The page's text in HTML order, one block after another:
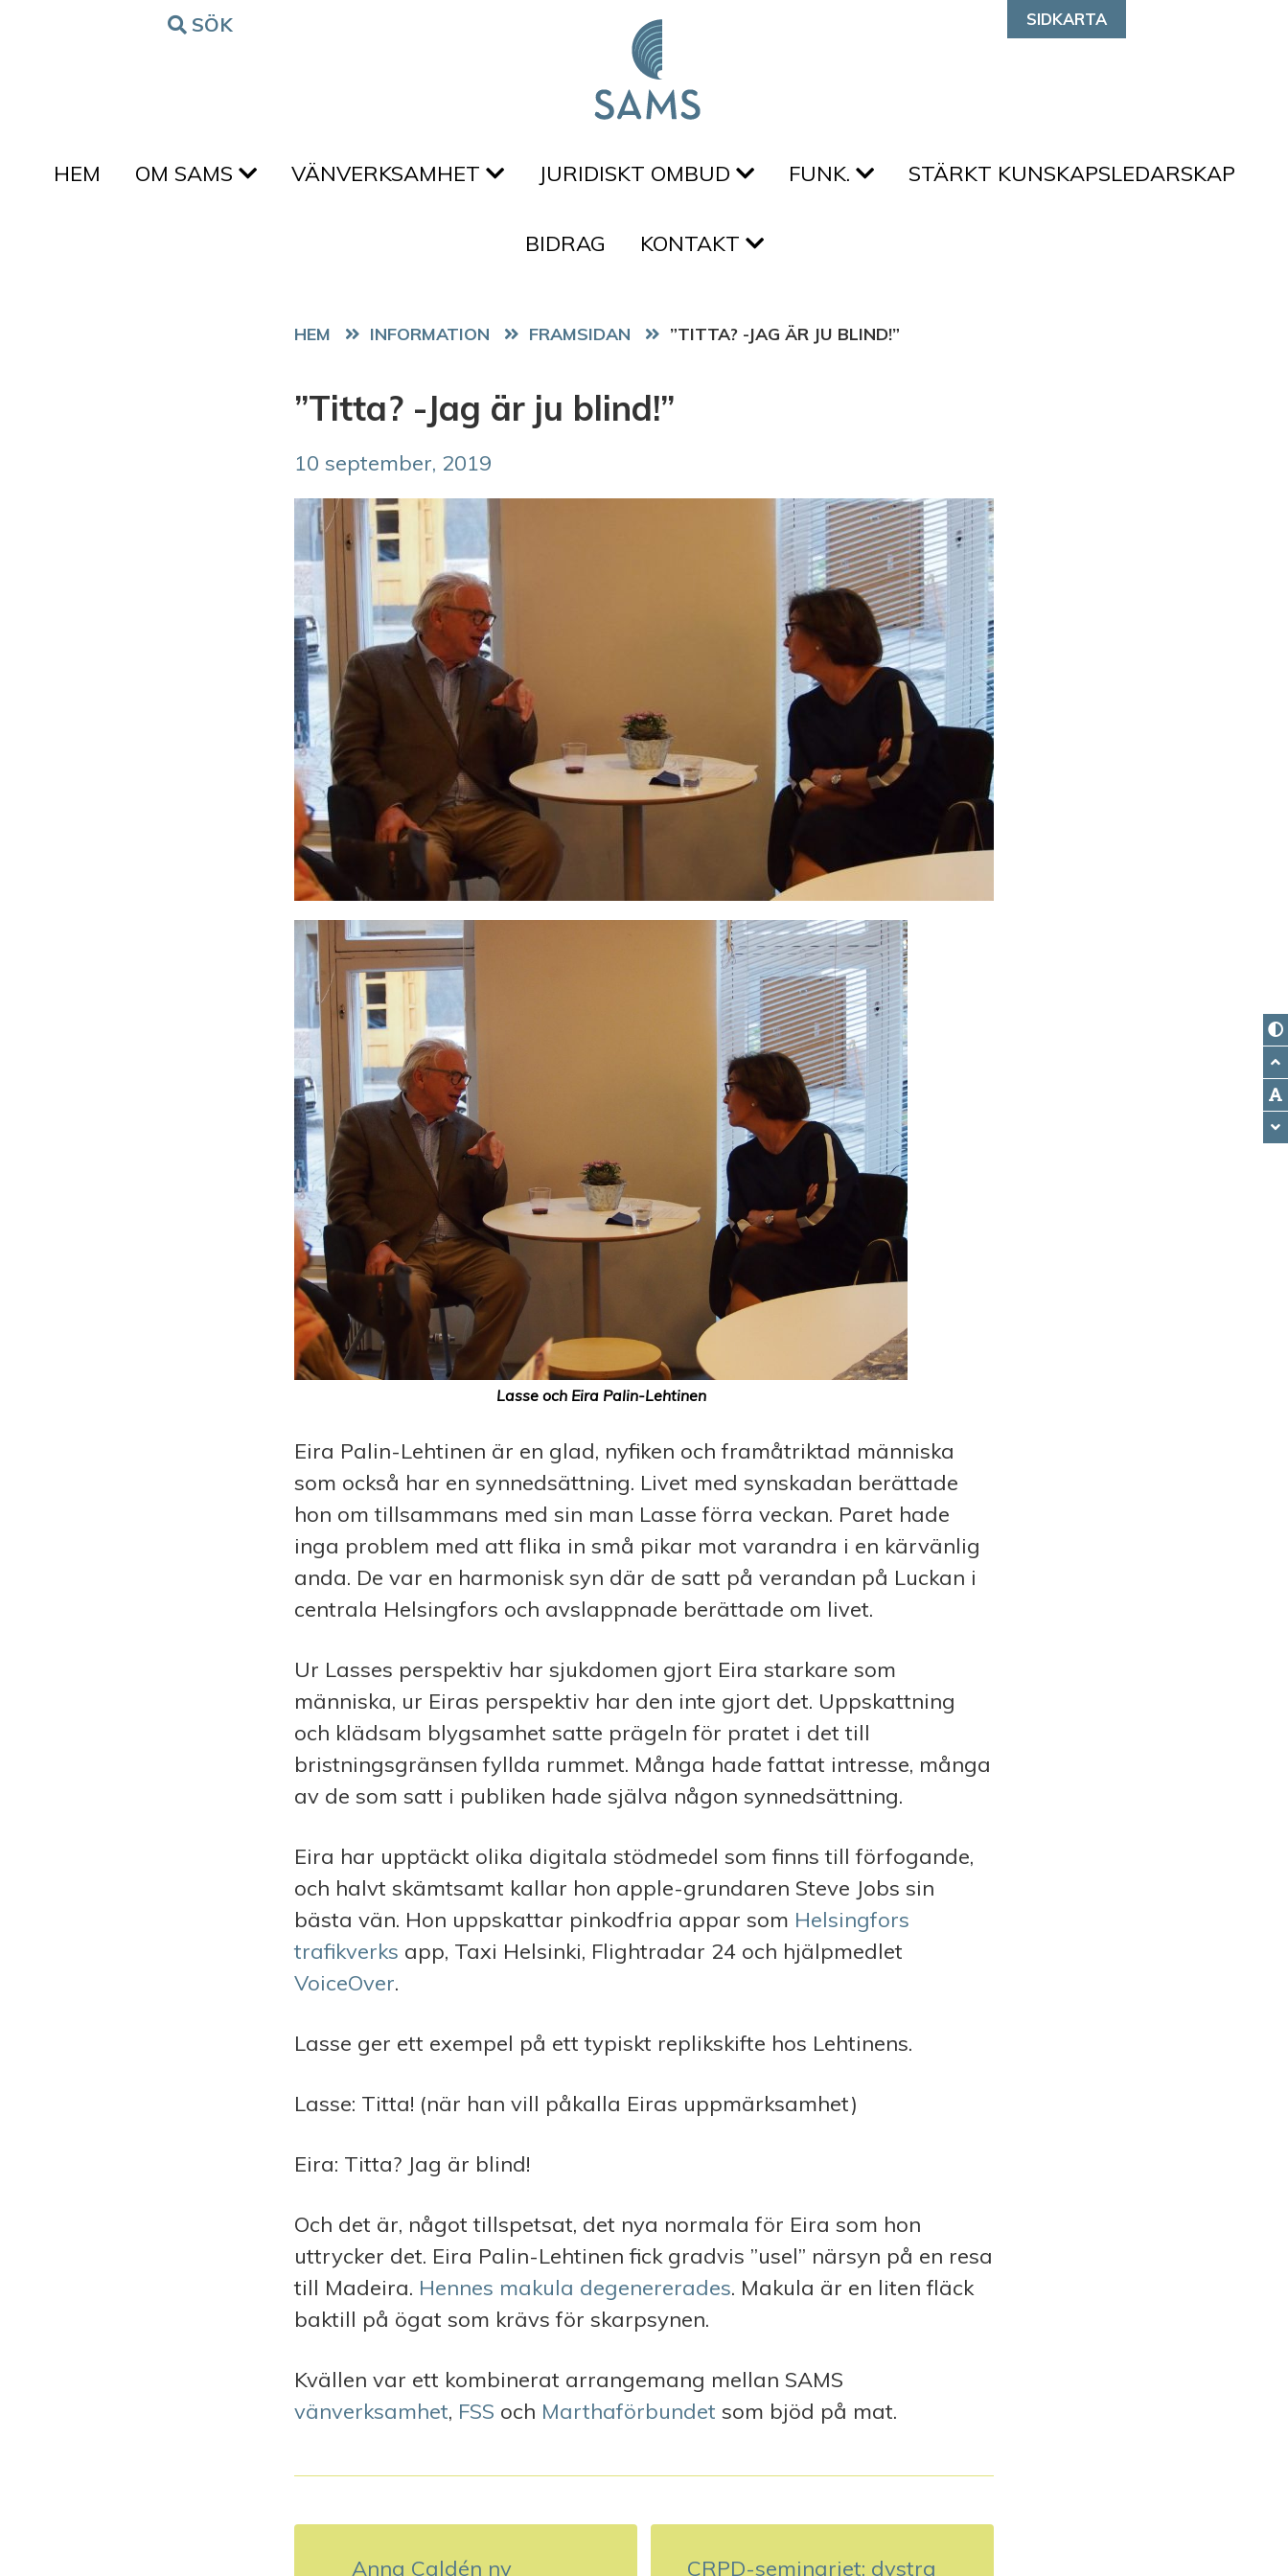
Hoppa till innehålletSÖK SIDKARTA
HEM OM SAMS VÄNVERKSAMHET JURIDISKT OMBUD FUNK. STÄRKT KUNSKAPSLEDARSKAP
BIDRAG KONTAKT
HEM FRAMSIDAN ”TITTA? -JAG ÄR JU BLIND!”
”Titta? -Jag är ju blind!”
10 september, 2019
Lasse och Eira Palin-Lehtinen
Eira Palin-Lehtinen är en glad, nyfiken och framåtriktad människa
som också har en synnedsättning. Livet med synskadan berättade
hon om tillsammans med sin man Lasse förra veckan. Paret hade
inga problem med att flika in små pikar mot varandra i en kärvänlig
anda. De var en harmonisk syn där de satt på verandan på Luckan i
centrala Helsingfors och avslappnade berättade om livet.
Ur Lasses perspektiv har sjukdomen gjort Eira starkare som
människa, ur Eiras perspektiv har den inte gjort det. Uppskattning
och klädsam blygsamhet satte prägeln för pratet i det till
bristningsgränsen fyllda rummet. Många hade fattat intresse, många
av de som satt i publiken hade själva någon synnedsättning.
Eira har upptäckt olika digitala stödmedel som finns till förfogande,
och halvt skämtsamt kallar hon apple-grundaren Steve Jobs sin
bästa vän. Hon uppskattar pinkodfria appar som Helsingfors
trafikverks app, Taxi Helsinki, Flightradar 24 och hjälpmedlet
VoiceOver.
Lasse ger ett exempel på ett typiskt replikskifte hos Lehtinens.
Lasse: Titta! (när han vill påkalla Eiras uppmärksamhet)
Eira: Titta? Jag är blind!
Och det är, något tillspetsat, det nya normala för Eira som hon
uttrycker det. Eira Palin-Lehtinen fick gradvis ”usel” närsyn på en resa
till Madeira. Hennes makula degenererades. Makula är en liten fläck
baktill på ögat som krävs för skarpsynen.
Kvällen var ett kombinerat arrangemang mellan SAMS
vänverksamhet, FSS och Marthaförbundet som bjöd på mat.
n
Anna Caldén ny
CRPD-seminariet: dystra